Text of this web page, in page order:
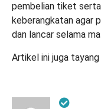
pembelian tiket
keberangkatan agar
dan lancar selama
Artikel ini juga tayang